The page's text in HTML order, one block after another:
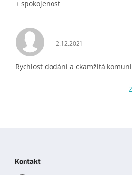
+ spokojenost
Hodnocení obchodu je
2.12.2021
Rychlost dodání a okamžitá
Kontakt